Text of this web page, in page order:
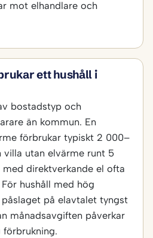
mot elhandlare och
ett hushåll i
bostadstyp och
än kommun. En
förbrukar typiskt 2 000–
utan elvärme runt 5
direktverkande el ofta
hushåll med hög
på elavtalet tyngst
månadsavgiften påverkar